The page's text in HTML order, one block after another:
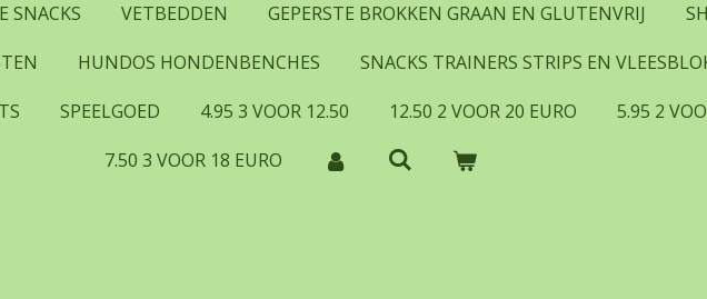
SNACKS VETBEDDEN GEPERSTE BROKKEN GRAAN EN GLUTENVRIJ
HUNDOS HONDENBENCHES
SNACKS TRAINERS STRIPS EN
SPEELGOED 4.95 3 VOOR 12.50 12.50 2 VOOR 20 EURO
5.95 2
7.50 3 VOOR 18 EURO